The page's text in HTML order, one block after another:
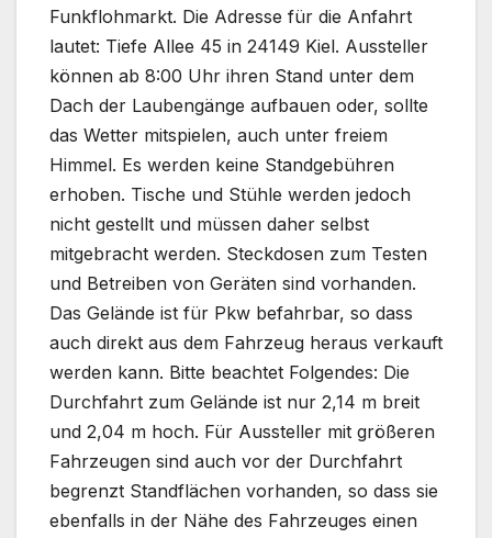
Funkflohmarkt. Die Adresse für die Anfahrt
lautet: Tiefe Allee 45 in 24149 Kiel. Aussteller
können ab 8:00 Uhr ihren Stand unter dem
Dach der Laubengänge aufbauen oder, sollte
das Wetter mitspielen, auch unter freiem
Himmel. Es werden keine Standgebühren
erhoben. Tische und Stühle werden jedoch
nicht gestellt und müssen daher selbst
mitgebracht werden. Steckdosen zum Testen
und Betreiben von Geräten sind vorhanden.
Das Gelände ist für Pkw befahrbar, so dass
auch direkt aus dem Fahrzeug heraus verkauft
werden kann. Bitte beachtet Folgendes: Die
Durchfahrt zum Gelände ist nur 2,14 m breit
und 2,04 m hoch. Für Aussteller mit größeren
Fahrzeugen sind auch vor der Durchfahrt
begrenzt Standflächen vorhanden, so dass sie
ebenfalls in der Nähe des Fahrzeuges einen